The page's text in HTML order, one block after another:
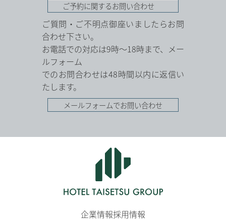
ご予約に関するお問い合わせ
ご質問・ご不明点御座いましたらお問
合わせ下さい。
お電話での対応は9時～18時まで、メー
ルフォーム
でのお問合わせは48時間以内に返信い
たします。
メールフォームでお問い合わせ
企業情報採用情報